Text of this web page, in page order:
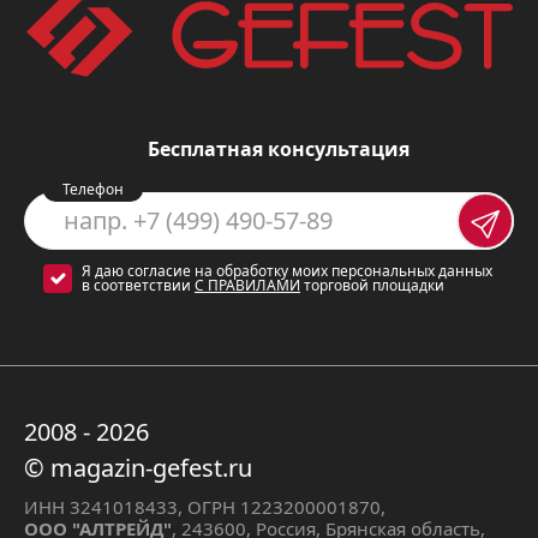
Независимая установка
: панель
может быть установлена отдельно
разместить ее в наиболее удобном
для вас месте.
Четыре газовые конфорки
варочная панель оснащена
Прочная поверхность из
закаленного стекла
панели изготовлена из
Бесплатная консультация
Телефон
Я даю согласие на обработку моих персональных данных
в соответствии С ПРАВИЛАМИ торговой площадки
2008 - 2026
© magazin-gefest.ru
ИНН 3241018433, ОГРН 1223200001870,
ООО "АЛТРЕЙД", 243600, Россия, Брянская область,